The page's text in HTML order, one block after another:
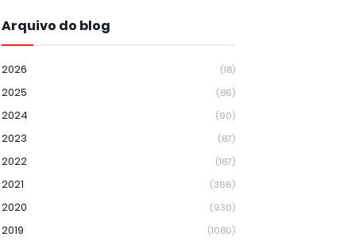
Arquivo do blog
2026 (18)
2025 (86)
2024 (90)
2023 (87)
2022 (187)
2021 (366)
2020 (930)
2019 (1080)